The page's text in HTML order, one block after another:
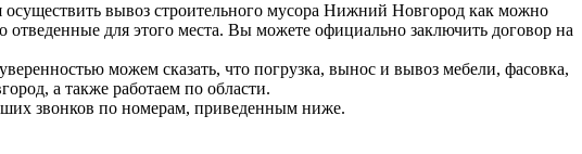
вывоз строительного мусора Нижний Новгород как можно
для этого места. Вы можете официально заключить договор на
можем сказать, что погрузка, вынос и вывоз мебели, фасовка,
а также работаем по области.
звонков по номерам, приведенным ниже.